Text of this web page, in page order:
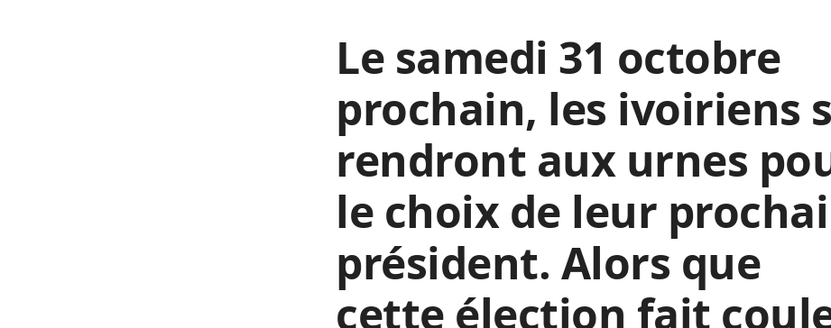
Le samedi 31 octobre
prochain, les ivoiriens
rendront aux urnes
le choix de leur
président. Alors que
cette élection fait